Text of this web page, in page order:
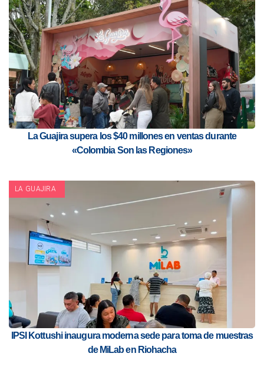
La Guajira supera los $40 millones en ventas durante
«Colombia Son las Regiones»
LA GUAJIRA
IPSI Kottushi inaugura moderna sede para toma de muestras
de MiLab en Riohacha